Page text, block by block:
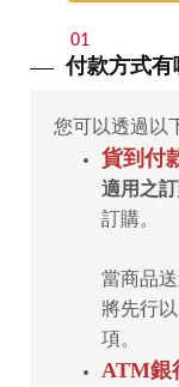
01
付款方式有
您可以透過以
貨到付
適用之訂
訂購。
當商品
將先行
項。
ATM銀